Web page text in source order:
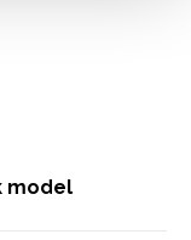
model